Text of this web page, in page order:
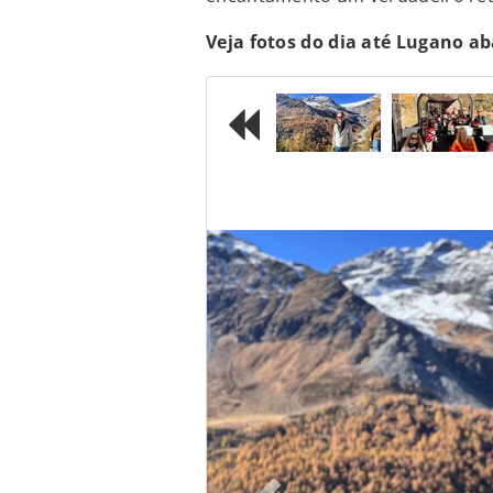
Veja fotos do dia até Lugano